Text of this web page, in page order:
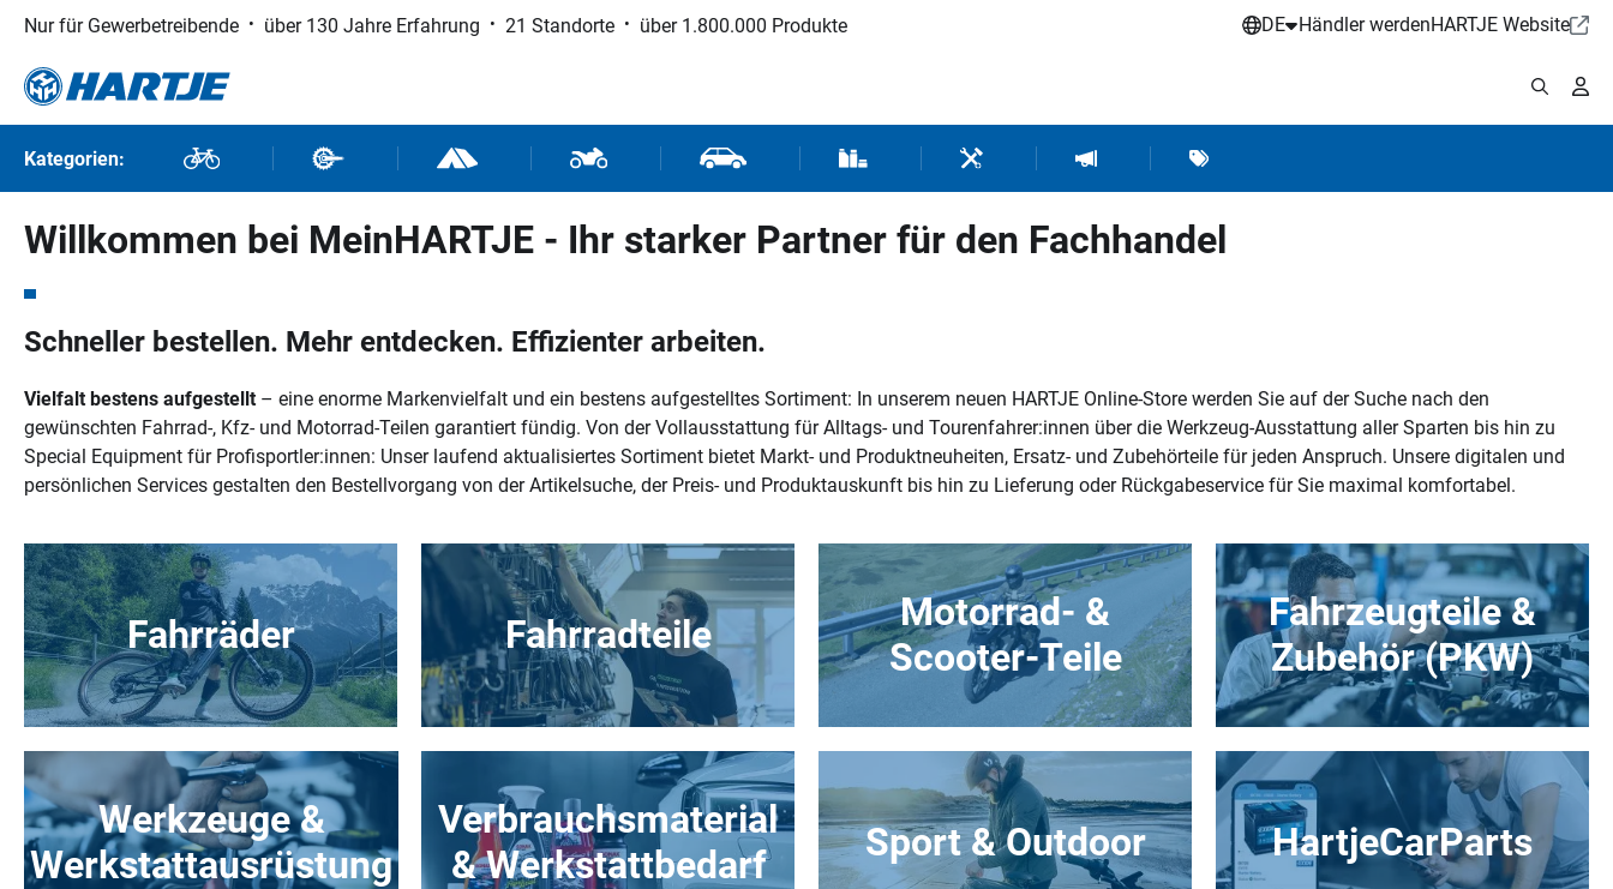
Hauptinhalt springen
Zur Suche springen
Zur Hauptnavigation springen
Nur für Gewerbetreibende über 130 Jahre Erfahrung 21 Standorte über 1.800.000 Produkte DE Händler werdenHARTJE Website
Kategorien: Fahrräder Fahrradteile Outdoor und SportMotorrad- und RollerteileFahrzeugteile und ZubehörVerbrauchsmaterial / Werkstattbedarf
Werkzeuge / Werkstattausrüstung
Hartje MarketingMarken
Willkommen bei MeinHARTJE - Ihr starker Partner für den Fachhandel
Schneller bestellen. Mehr entdecken. Effizienter arbeiten.
Vielfalt bestens aufgestellt – eine enorme Markenvielfalt und ein bestens aufgestelltes Sortiment: In unserem neuen HARTJE Online-Store werden Sie auf der Suche nach den
gewünschten Fahrrad-, Kfz- und Motorrad-Teilen garantiert fündig. Von der Vollausstattung für Alltags- und Tourenfahrer:innen über die Werkzeug-Ausstattung aller Sparten bis hin zu
Special Equipment für Profisportler:innen: Unser laufend aktualisiertes Sortiment bietet Markt- und Produktneuheiten, Ersatz- und Zubehörteile für jeden Anspruch. Unsere digitalen und
persönlichen Services gestalten den Bestellvorgang von der Artikelsuche, der Preis- und Produktauskunft bis hin zu Lieferung oder Rückgabeservice für Sie maximal komfortabel.
Fahrräder Fahrradteile
Motorrad- &
Scooter-Teile
Fahrzeugteile &
Zubehör (PKW)
Werkzeuge &
Werkstattausrüstung
Verbrauchsmaterial
& Werkstattbedarf
Sport & Outdoor HartjeCarParts